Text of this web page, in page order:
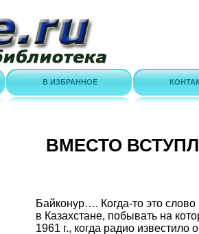
В ИЗБРАННОЕ
ВМЕСТО
Байконур…. Когда-то это
в Казахстане, побывать на
1961 г., когда радио